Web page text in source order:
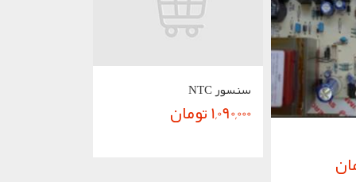
سنسور NTC
1,090,000 تومان